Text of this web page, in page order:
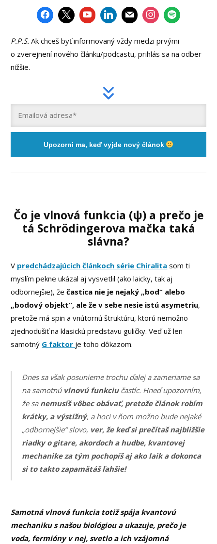
P.P.S.Ak chceš byť informovaný vždy medzi prvými
o zverejnení nového článku/podcastu, prihlás sa na odber
nižšie.
Upozorni ma, keď vyjde nový článok
Čo je vlnová funkcia (ψ) a prečo je
tá Schrödingerova mačka taká
slávna?
V predchádzajúcich článkoch série Chiralita som ti
myslím pekne ukázal aj vysvetlil (ako laicky, tak aj
odbornejšie), žečastica nie je nejaký „bod“ alebo
„bodový objekt“, ale že v sebe nesie istú asymetriu,
pretože má spin a vnútornú štruktúru, ktorú nemožno
zjednodušiť na klasickú predstavu guličky. Veď už len
samotný G faktor je toho dôkazom.
Dnes sa však posunieme trochu ďalej a zameriame sa
na samotnú vlnovú funkciučastíc. Hneď upozorním,
že sa nemusíš vôbec obávať, pretože článok robím
krátky, a výstižný, a hoci v ňom možno bude nejaké
„odbornejšie“ slovo, ver, že keď si prečítaš najbližšie
riadky o gitare, akordoch a hudbe, kvantovej
mechanike za tým pochopíš aj ako laik a dokonca
si to takto zapamätáš ľahšie!
Samotná vlnová funkcia totiž spája kvantovú
mechaniku s našou biológiou a ukazuje, prečo je
voda, fermióny v nej, svetlo a ich vzájomná